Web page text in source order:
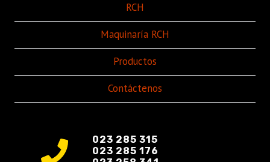
RCH
Maquinaría RCH
Productos
Contáctenos
023 285 315
023 285 176